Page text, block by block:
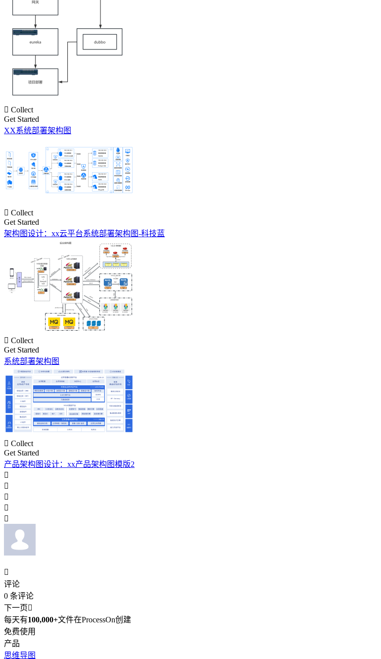
 Collect
Get Started
XX系统部署架构图
 Collect
Get Started
架构图设计：xx云平台系统部署架构图-科技蓝
 Collect
Get Started
系统部署架构图
 Collect
Get Started
产品架构图设计：xx产品架构图模版2






评论
0 条评论
下一页
每天有100,000+文件在ProcessOn创建
免费使用
产品
思维导图